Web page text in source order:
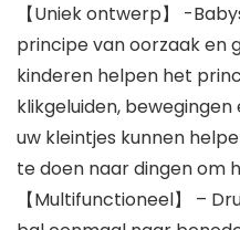
【Uniek ontwerp】 -
principe van oorzaak en
kinderen helpen het
klikgeluiden,
uw kleintjes kunnen
te doen naar dingen om
【Multifunctioneel】 –